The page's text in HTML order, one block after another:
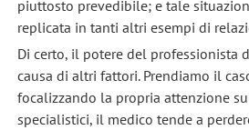
piuttosto prevedibile; e tale
replicata in tanti altri esempi di
Di certo, il potere del professionista
causa di altri fattori. Prendiamo il
focalizzando la propria attenzione
specialistici, il medico tende a